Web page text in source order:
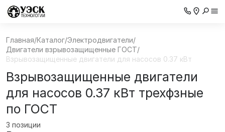
Главная/Каталог/Электродвигатели/
Двигатели взрывозащищенные ГОСТ/
Взрывозащищенные двигатели для насосов 0.37 кВт
Взрывозащищенные двигатели
для насосов 0.37 кВт трехфзные
по ГОСТ
3 позиции